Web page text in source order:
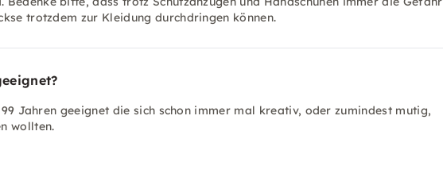
trotzdem zur Kleidung durchdringen können.
Jahren geeignet die sich schon immer mal kreativ, oder zumindest mutig,
wollten.